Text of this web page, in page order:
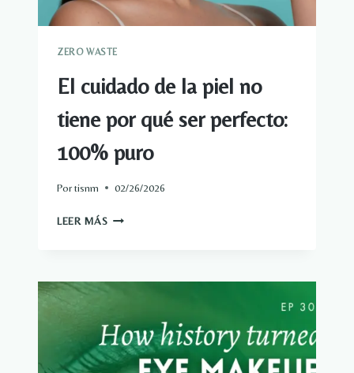
ZERO WASTE
El cuidado de la piel no
tiene por qué ser perfecto:
100% puro
Portisnm 02/26/2026
LEER MÁS
PIEL
POR
QUÉ
SER